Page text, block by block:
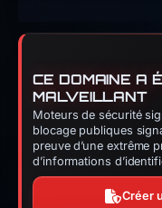
CE DOMAINE A
MALVEILLANT
Moteurs de sécurité
blocage publiques
preuve d’une extrême
d’informations
Créer